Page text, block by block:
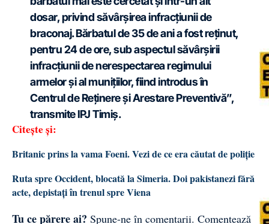
dosar, privind săvârșirea infracțiunii de
braconaj. Bărbatul de 35 de ani a fost reținut,
pentru 24 de ore, sub aspectul săvârșirii
infracțiunii de nerespectarea regimului
armelor și al munițiilor, fiind introdus în
Centrul de Reținere și Arestare Preventivă”,
transmite IPJ Timiș.
Citește și:
Britanic prins la vama Foeni. Vezi de ce era căutat de poliție
Ruta spre Occident, blocată la Simeria. Doi pakistanezi fără
acte, depistați în trenul spre Viena
Tu ce părere ai? Spune-ne în comentarii. Comentează